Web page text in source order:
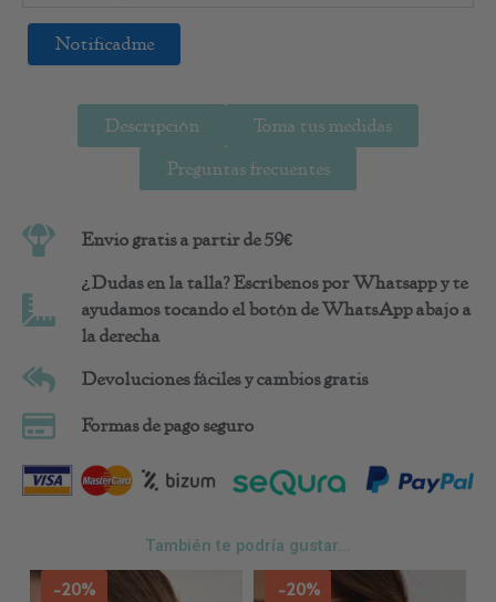
Notificadme
Descripción Toma tus medidas
Preguntas frecuentes
Envio gratis a partir de 59€
¿Dudas en la talla? Escríbenos por Whatsapp y te
ayudamos tocando el botón de WhatsApp abajo a
la derecha
Devoluciones fáciles y cambios gratis
Formas de pago seguro
También te podría gustar...
-20% -20%